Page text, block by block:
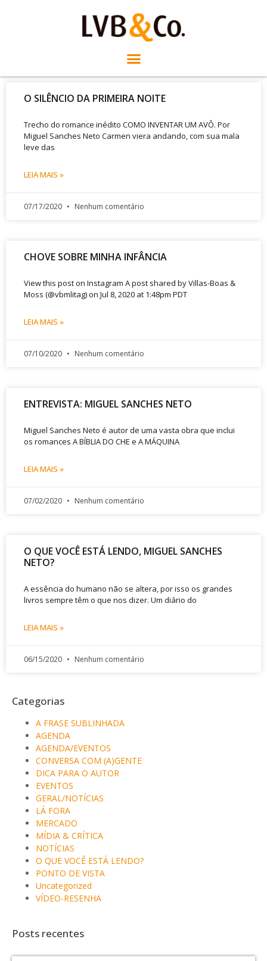
O SILÊNCIO DA PRIMEIRA NOITE
Trecho do romance inédito COMO INVENTAR UM AVÔ. Por
Miguel Sanches Neto Carmen viera andando, com sua mala
leve das
LEIA MAIS »
07/17/2020 Nenhum comentário
CHOVE SOBRE MINHA INFÂNCIA
View this post on Instagram A post shared by Villas-Boas &
Moss (@vbmlitag) on Jul 8, 2020 at 1:48pm PDT
LEIA MAIS »
07/10/2020 Nenhum comentário
ENTREVISTA: MIGUEL SANCHES NETO
Miguel Sanches Neto é autor de uma vasta obra que inclui
os romances A BÍBLIA DO CHE e A MÁQUINA
LEIA MAIS »
07/02/2020 Nenhum comentário
O QUE VOCÊ ESTÁ LENDO, MIGUEL SANCHES
NETO?
A essência do humano não se altera, por isso os grandes
livros sempre têm o que nos dizer. Um diário do
LEIA MAIS »
06/15/2020 Nenhum comentário
Categorias
A FRASE SUBLINHADA
AGENDA
AGENDA/EVENTOS
CONVERSA COM (A)GENTE
DICA PARA O AUTOR
EVENTOS
GERAL/NOTÍCIAS
LÁ FORA
MERCADO
MÍDIA & CRÍTICA
NOTÍCIAS
O QUE VOCÊ ESTÁ LENDO?
PONTO DE VISTA
Uncategorized
VÍDEO-RESENHA
Posts recentes